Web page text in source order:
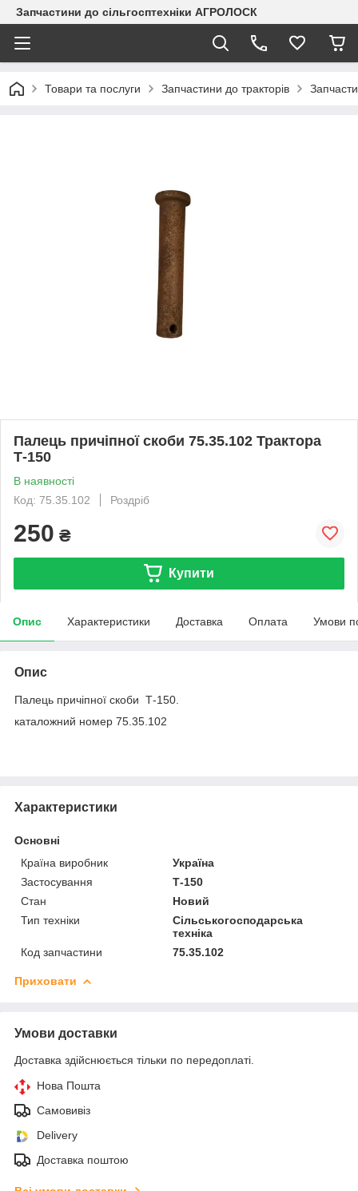
Запчастини до сільгосптехніки АГРОЛОСК
Товари та послуги Запчастини до тракторів
Палець причіпної скоби 75.35.102 Трактора
Т-150
В наявності
Код: 75.35.102
Роздріб
250 ₴
Купити
Опис Характеристики Доставка Оплата Умови
Опис
Палець причіпної скоби Т-150.
каталожний номер 75.35.102
Характеристики
Основні
Країна виробник
Україна
Застосування
Т-150
Стан
Новий
Тип техніки
Сільськогосподарська
техніка
Код запчастини
75.35.102
Приховати
Умови доставки
Доставка здійснюється тільки по передоплаті.
Нова Пошта
Самовивіз
Delivery
Доставка поштою